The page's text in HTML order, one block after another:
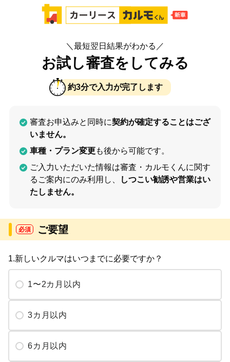
＼最短翌日結果がわかる／
お試し審査をしてみる
約3分で入力が完了します
審査お申込みと同時に契約が確定することはござ
いません。
車種・プラン変更も後から可能です。
ご入力いただいた情報は審査・カルモくんに関す
るご案内にのみ利用し、
しつこい勧誘や営業はい
たしません。
必須 ご要望
1.新しいクルマはいつまでに必要ですか？
1〜2カ月以内
3カ月以内
6カ月以内